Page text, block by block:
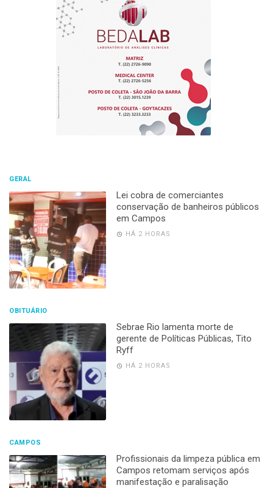
GERAL
Lei cobra de comerciantes
conservação de banheiros públicos
em Campos
HÁ 2 HORAS
OBITUÁRIO
Sebrae Rio lamenta morte de
gerente de Políticas Públicas, Tito
Ryff
HÁ 2 HORAS
CAMPOS
Profissionais da limpeza pública em
Campos retomam serviços após
manifestação e paralisação